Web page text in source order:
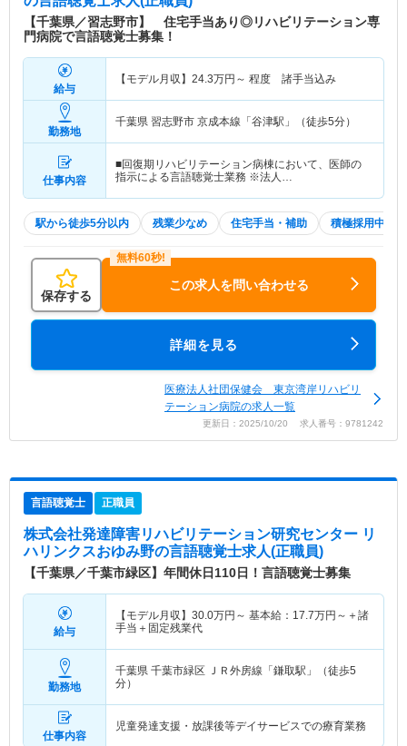
【千葉県／習志野市】 住宅手当あり◎リハビリテーション専
門病院で言語聴覚士募集！
給与
【モデル月収】 24.3万円～ 程度 諸手当込み
勤務地
千葉県 習志野市 京成本線「谷津駅」（徒歩5分）
仕事内容
■回復期リハビリテーション病棟において、医師の
指示による言語聴覚士業務 ※法人…
駅から徒歩5分以内 残業少なめ 住宅手当・補助 積極採用中
保存する
この求人を問い合わせる
詳細を見る
医療法人社団保健会 東京湾岸リハビリ
テーション病院の求人一覧
更新日：2025/10/20 求人番号：9781242
言語聴覚士 正職員
株式会社発達障害リハビリテーション研究センター リ
ハリンクスおゆみ野の言語聴覚士求人(正職員)
【千葉県／千葉市緑区】年間休日110日！言語聴覚士募集
給与
【モデル月収】 30.0万円～ 基本給： 17.7万円～ ＋諸
手当＋固定残業代
勤務地
千葉県 千葉市緑区 ＪＲ外房線「鎌取駅」（徒歩5
分）
仕事内容
児童発達支援・放課後等デイサービスでの療育業務